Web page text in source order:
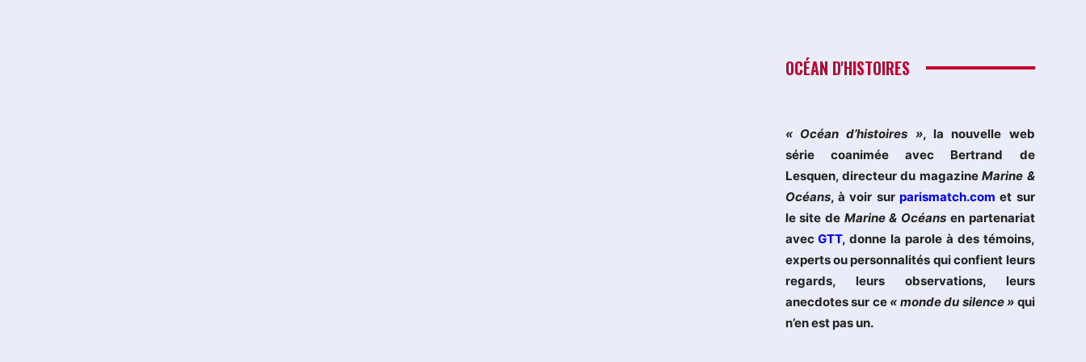
OCÉAN D'HISTOIRES
« Océan d’histoires », la nouvelle web
série coanimée avec Bertrand de
Lesquen, directeur du magazineMarine &
Océans, à voir sur parismatch.com et sur
le site de Marine & Océans en partenariat
avecGTT, donne la parole à des témoins,
experts ou personnalités qui confient leurs
regards, leurs observations, leurs
anecdotes sur ce « monde du silence » qui
n’en est pas un.